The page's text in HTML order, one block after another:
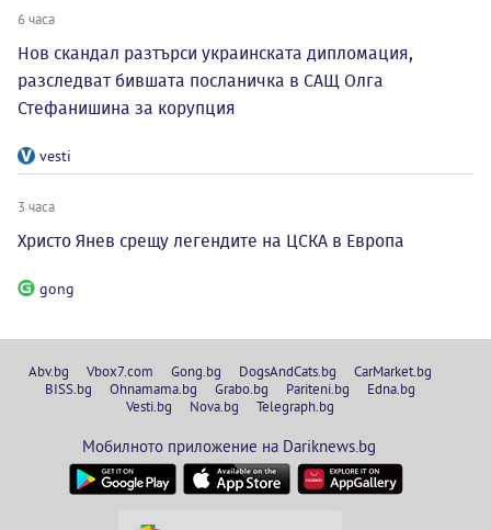
6 часа
Нов скандал разтърси украинската дипломация,
разследват бившата посланичка в САЩ Олга
Стефанишина за корупция
vesti
3 часа
Христо Янев срещу легендите на ЦСКА в Европа
gong
Abv.bg Vbox7.com Gong.bg DogsAndCats.bg
CarMarket.bg
BISS.bg
Ohnamama.bg Grabo.bg Pariteni.bg
Edna.bg
Vesti.bg
Nova.bg Telegraph.bg
Мобилното приложение на Dariknews.bg